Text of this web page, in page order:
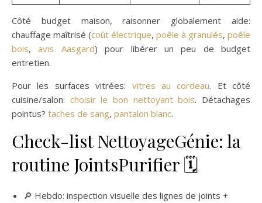
Côté budget maison, raisonner globalement aide:
chauffage maîtrisé (coût électrique, poêle à granulés, poêle
bois,avis Aasgard) pour libérer un peu de budget
entretien.
Pour les surfaces vitrées: vitres au cordeau. Et côté
cuisine/salon: choisir le bon nettoyant bois. Détachages
pointus? taches de sang, pantalon blanc.
Check-list NettoyageGénie: la
routine JointsPurifier 🗓️
🔎 Hebdo: inspection visuelle des lignes de joints +